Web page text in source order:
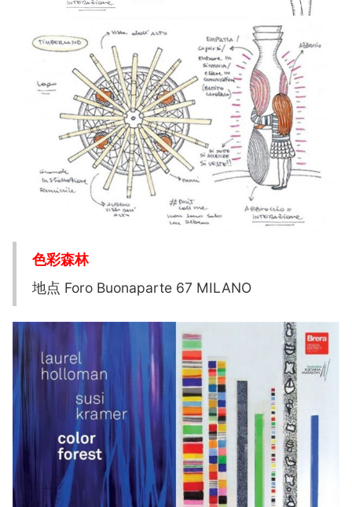
色彩森林
地点 Foro Buonaparte 67 MILANO